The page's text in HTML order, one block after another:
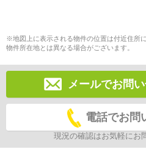
※地図上に表示される物件の位置は付近住所
物件所在地とは異なる場合がございます。
メールでお問
電話でお問
現況の確認はお気軽にお